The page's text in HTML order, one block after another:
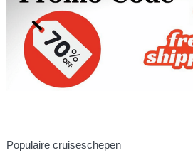
Populaire cruiseschepen